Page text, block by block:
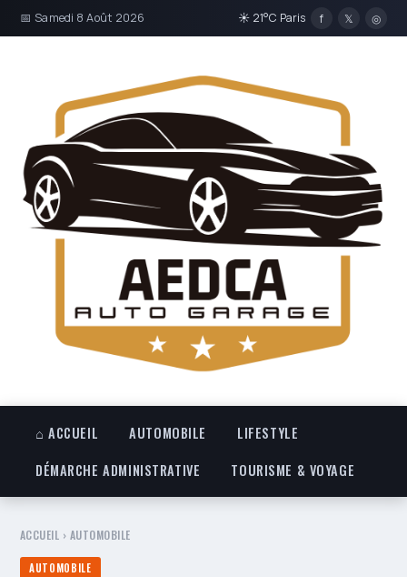
📅 Samedi 8 Août 2026 ☀ 21°C Paris f 𝕏 ◎
⌂ ACCUEIL AUTOMOBILE
LIFESTYLE
DÉMARCHE ADMINISTRATIVE
TOURISME & VOYAGE
ACCUEIL › AUTOMOBILE
AUTOMOBILE